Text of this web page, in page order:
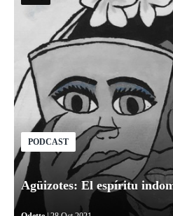
PODCAST
Agüizotes: El espíritu